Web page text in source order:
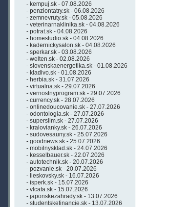
- kempuj.sk - 07.08.2026
- penziontatry.sk - 06.08.2026
- zemnevruty.sk - 05.08.2026
- veterinarnaklinika.sk - 04.08.2026
- potrat.sk - 04.08.2026
- homestudio.sk - 04.08.2026
- kadernickysalon.sk - 04.08.2026
- sperkar.sk - 03.08.2026
- welten.sk - 02.08.2026
- slovenskaenergetika.sk - 01.08.2026
- kladivo.sk - 01.08.2026
- herbia.sk - 31.07.2026
- virtualna.sk - 29.07.2026
- vernostnyprogram.sk - 29.07.2026
- currency.sk - 28.07.2026
- onlinedoucovanie.sk - 27.07.2026
- odontologia.sk - 27.07.2026
- superslim.sk - 27.07.2026
- kralovianky.sk - 26.07.2026
- sudovesauny.sk - 25.07.2026
- goodnews.sk - 25.07.2026
- mobilnysklad.sk - 24.07.2026
- kesselbauer.sk - 22.07.2026
- autotechnik.sk - 20.07.2026
- pozvanie.sk - 20.07.2026
- lieskovsky.sk - 16.07.2026
- isperk.sk - 15.07.2026
- vlcata.sk - 15.07.2026
- japonskezahrady.sk - 13.07.2026
- studentskefinancie.sk - 13.07.2026